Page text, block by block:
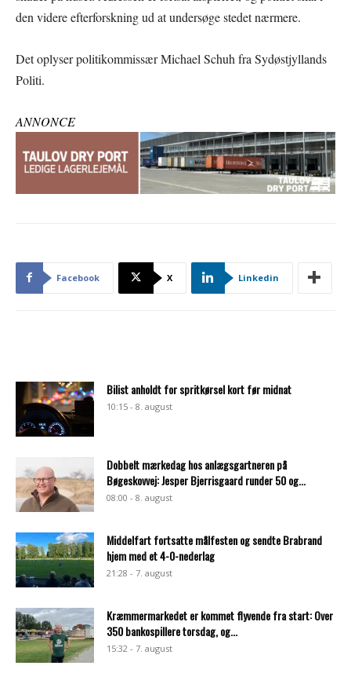
den videre efterforskning ud at undersøge stedet nærmere.
Det oplyser politikommissær Michael Schuh fra Sydøstjyllands
Politi.
ANNONCE
Facebook X Linkedin
Bilist anholdt for spritkørsel kort før midnat
10:15 - 8. august
Dobbelt mærkedag hos anlægsgartneren på
Bøgeskovvej: Jesper Bjerrisgaard runder 50 og...
08:00 - 8. august
Middelfart fortsatte målfesten og sendte Brabrand
hjem med et 4-0-nederlag
21:28 - 7. august
Kræmmermarkedet er kommet flyvende fra start: Over
350 bankospillere torsdag, og...
15:32 - 7. august